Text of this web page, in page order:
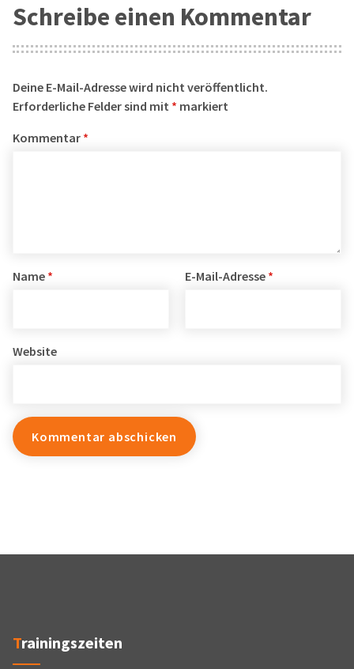
Schreibe einen Kommentar
Deine E-Mail-Adresse wird nicht veröffentlicht.
Erforderliche Felder sind mit * markiert
Kommentar *
Name * E-Mail-Adresse *
Website
Trainingszeiten